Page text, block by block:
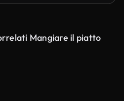
Mangiare il piatto